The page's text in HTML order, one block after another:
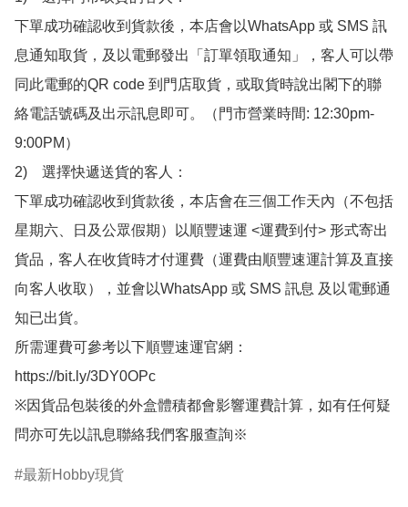
下單成功確認收到貨款後，本店會以WhatsApp 或 SMS 訊
息通知取貨，及以電郵發出「訂單領取通知」，客人可以帶
同此電郵的QR code 到門店取貨，或取貨時說出閣下的聯
絡電話號碼及出示訊息即可。（門市營業時間: 12:30pm-
9:00PM）
2)　選擇快遞送貨的客人：
下單成功確認收到貨款後，本店會在三個工作天內（不包括
星期六、日及公眾假期）以順豐速運 <運費到付> 形式寄出
貨品，客人在收貨時才付運費（運費由順豐速運計算及直接
向客人收取），並會以WhatsApp 或 SMS 訊息 及以電郵通
知已出貨。
所需運費可參考以下順豐速運官網：
https://bit.ly/3DY0OPc
※因貨品包裝後的外盒體積都會影響運費計算，如有任何疑
問亦可先以訊息聯絡我們客服查詢※
最新Hobby現貨